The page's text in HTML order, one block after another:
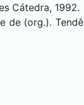
Cátedra, 1992.
de (org.).